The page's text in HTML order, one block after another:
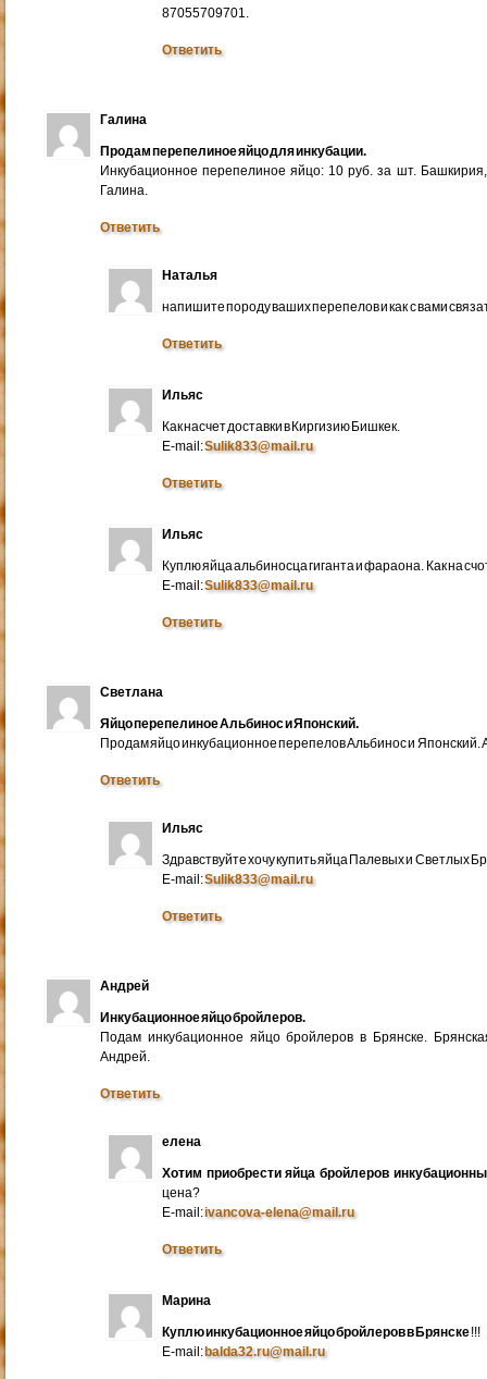
87055709701.
Ответить
Галина
Продам перепелиное яйцо для инкубации.
Инкубационное перепелиное яйцо: 10 руб. за шт.
Галина.
Ответить
Наталья
напишите породу ваших перепелов и как с вами
Ответить
Ильяс
Как насчет доставки в Киргизию Бишкек.
E-mail:Sulik833@mail.ru
Ответить
Ильяс
Куплю яйца альбиносца гиганта и фараона. Как на
E-mail:Sulik833@mail.ru
Ответить
Светлана
Яйцо перепелиное Альбинос и Японский.
Продам яйцо инкубационное перепелов Альбинос и
Ответить
Ильяс
Здравствуйте хочу купить яйца Палевых и Светлых
E-mail:Sulik833@mail.ru
Ответить
Андрей
Инкубационное яйцо бройлеров.
Подам инкубационное яйцо бройлеров в Брянске.
Андрей.
Ответить
елена
Хотим приобрести яйца бройлеров
цена?
E-mail:ivancova-elena@mail.ru
Ответить
Марина
Куплю инкубационное яйцо бройлеров в Брянске!!!
E-mail:balda32.ru@mail.ru